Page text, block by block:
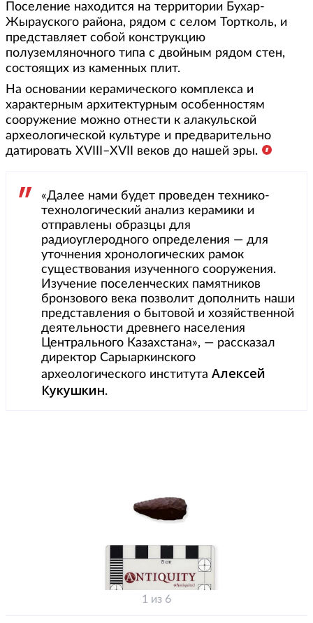
Поселение находится на территории Бухар-
Жырауского района, рядом с селом Тортколь, и
представляет собой конструкцию
полуземляночного типа с двойным рядом стен,
состоящих из каменных плит.
На основании керамического комплекса и
характерным архитектурным особенностям
сооружение можно отнести к алакульской
археологической культуре и предварительно
датировать XVIII–XVII веков до нашей эры.
«Далее нами будет проведен технико-
технологический анализ керамики и
отправлены образцы для
радиоуглеродного определения — для
уточнения хронологических рамок
существования изученного сооружения.
Изучение поселенческих памятников
бронзового века позволит дополнить наши
представления о бытовой и хозяйственной
деятельности древнего населения
Центрального Казахстана», — рассказал
директор Сарыаркинского
археологического института Алексей
Кукушкин.
1 из 6